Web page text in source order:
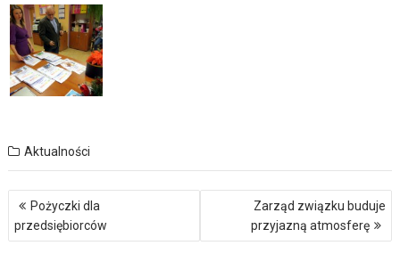
Aktualności
Nawigacja
wpisu
Pożyczki dla
przedsiębiorców
Zarząd związku buduje
przyjazną atmosferę